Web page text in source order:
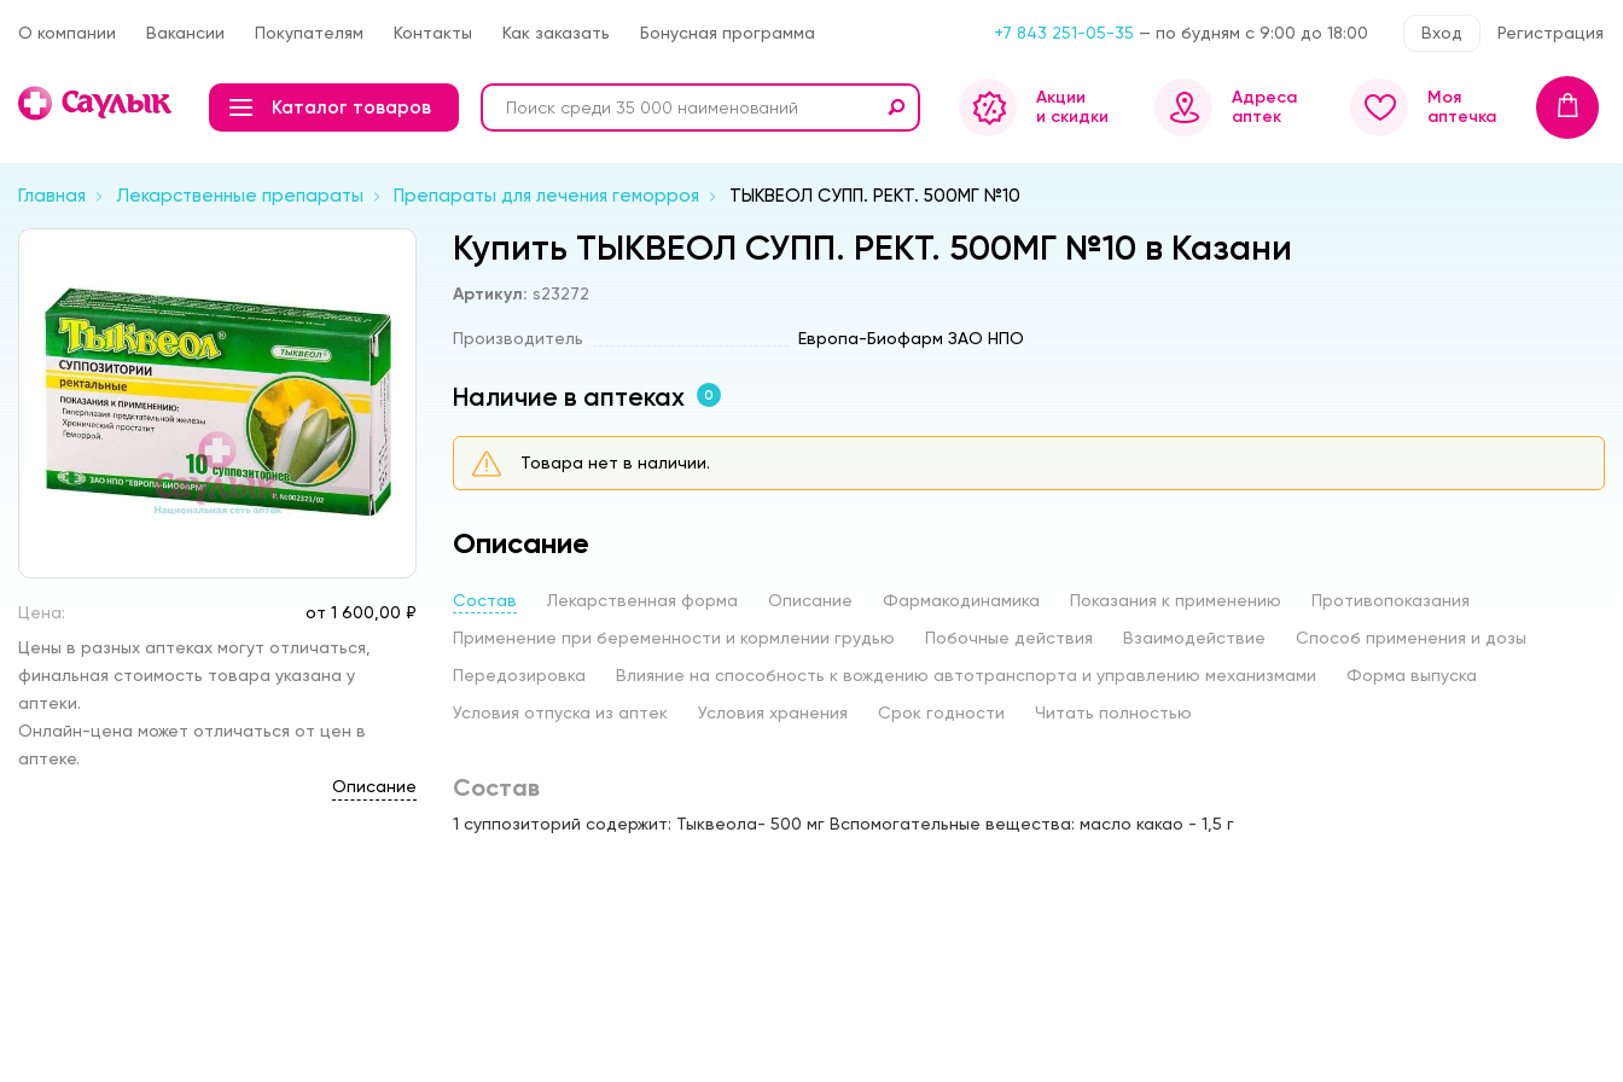
О компании Вакансии Покупателям Контакты Как заказать Бонусная программа +7 843 251-05-35 — по будням с 9:00 до 18:00 Вход Регистрация
Каталог товаров
Акции
и скидки
Адреса
аптек
Моя
аптечка
Главная Лекарственные препараты Препараты для лечения геморроя ТЫКВЕОЛ СУПП. РЕКТ. 500МГ №10
Цена: от 1 600, 00 ₽
Цены в разных аптеках могут отличаться,
финальная стоимость товара указана у
аптеки.
Онлайн-цена может отличаться от цен в
аптеке.
Описание
Купить ТЫКВЕОЛ СУПП. РЕКТ. 500МГ №10 в Казани
Артикул: s23272
Производитель Европа-Биофарм ЗАО НПО
Наличие в аптеках 0
Товара нет в наличии.
Описание
Состав Лекарственная форма Описание Фармакодинамика Показания к применению
Противопоказания
Применение при беременности и кормлении грудью
Побочные действия Взаимодействие
Способ применения и дозы
Передозировка
Влияние на способность к вождению автотранспорта и управлению механизмами
Форма выпуска
Условия отпуска из аптек
Условия хранения Срок годности Читать полностью
Состав
1 суппозиторий содержит: Тыквеола- 500 мг Вспомогательные вещества: масло какао - 1,5 г